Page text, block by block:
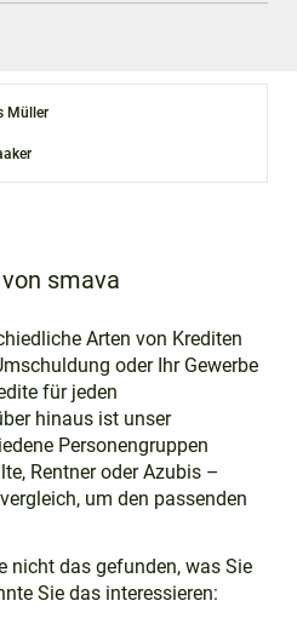
Müller
smava
Arten von Krediten
oder Ihr Gewerbe
für jeden
hinaus ist unser
Personengruppen
Rentner oder Azubis –
um den passenden
nicht das gefunden, was Sie
Sie das interessieren: